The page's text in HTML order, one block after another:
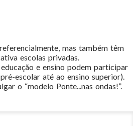
mas também têm
escolas privadas.
e ensino podem participar
escolar até ao ensino superior).
o “modelo Ponte...nas ondas!”.